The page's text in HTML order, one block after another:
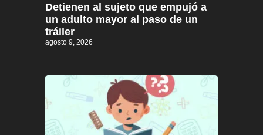
Detienen al sujeto que empujó a
un adulto mayor al paso de un
tráiler
agosto 9, 2026